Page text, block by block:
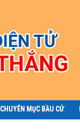
CHUYÊN MỤC BẦU CỬ